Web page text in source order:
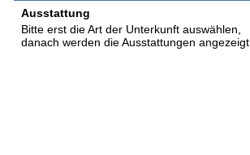
Ausstattung
Bitte erst die Art der Unterkunft auswählen,
danach werden die Ausstattungen angezeigt.